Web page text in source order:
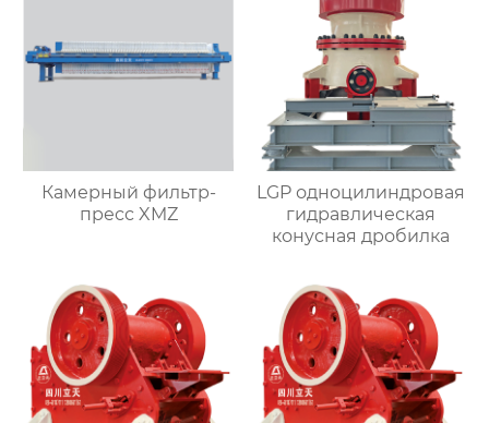
Камерный фильтр-
пресс XMZ
LGP одноцилиндровая
гидравлическая
конусная дробилка